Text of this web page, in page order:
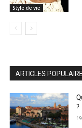
Style de vie
ARTICLES
?